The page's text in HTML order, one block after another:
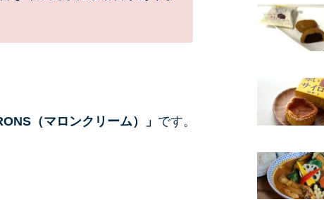
（マロンクリーム）」 です。